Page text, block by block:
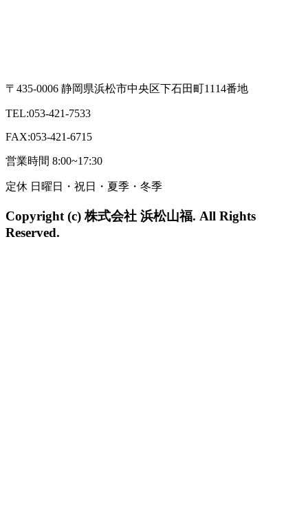
〒435-0006 静岡県浜松市中央区下石田町1114番地
TEL:053-421-7533
FAX:053-421-6715
営業時間 8:00~17:30
定休 日曜日・祝日・夏季・冬季
Copyright (c) 株式会社 浜松山福. All Rights
Reserved.